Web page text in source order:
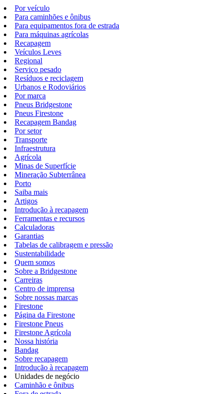
Por veículo
Para caminhões e ônibus
Para equipamentos fora de estrada
Para máquinas agrícolas
Recapagem
Veículos Leves
Regional
Serviço pesado
Resíduos e reciclagem
Urbanos e Rodoviários
Por marca
Pneus Bridgestone
Pneus Firestone
Recapagem Bandag
Por setor
Transporte
Infraestrutura
Agrícola
Minas de Superfície
Mineração Subterrânea
Porto
Saiba mais
Artigos
Introdução à recapagem
Ferramentas e recursos
Calculadoras
Garantias
Tabelas de calibragem e pressão
Sustentabilidade
Quem somos
Sobre a Bridgestone
Carreiras
Centro de imprensa
Sobre nossas marcas
Firestone
Página da Firestone
Firestone Pneus
Firestone Agrícola
Nossa história
Bandag
Sobre recapagem
Introdução à recapagem
Unidades de negócio
Caminhão e ônibus